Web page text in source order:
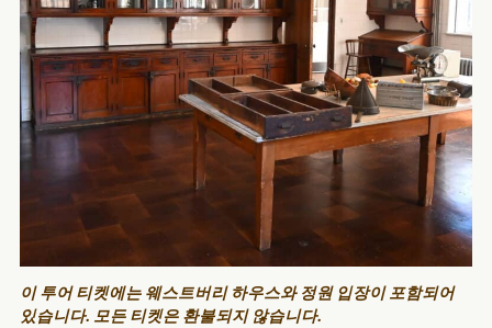
이 투어 티켓에는 웨스트버리 하우스와 정원 입장이 포함되어
있습니다. 모든 티켓은 환불되지 않습니다.